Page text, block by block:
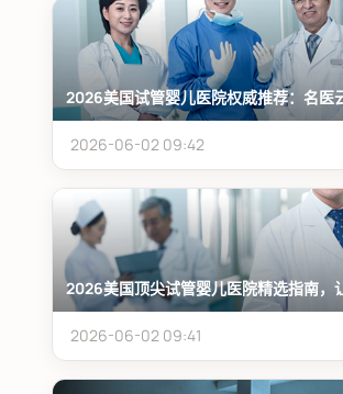
2026美国试管婴儿医院权威推荐：名医
2026-06-02 09:42
2026美国顶尖试管婴儿医院精选指南，
2026-06-02 09:41